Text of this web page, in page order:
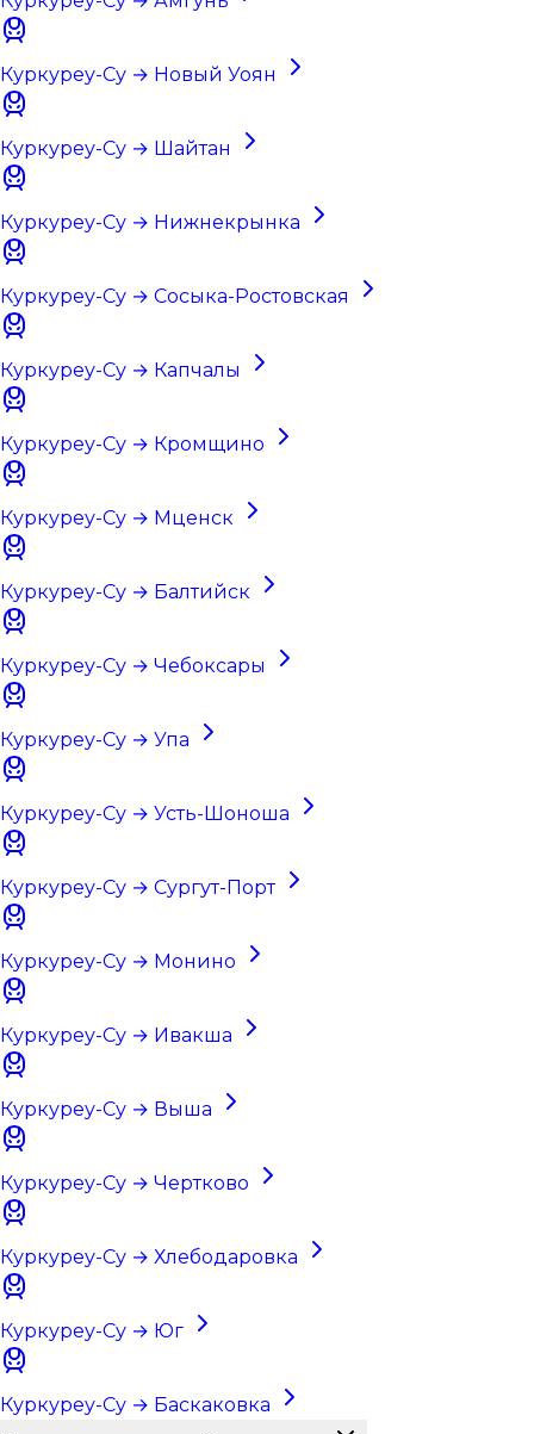
Куркуреу-Су → Новый Уоян
Куркуреу-Су → Шайтан
Куркуреу-Су → Нижнекрынка
Куркуреу-Су → Сосыка-Ростовская
Куркуреу-Су → Капчалы
Куркуреу-Су → Кромщино
Куркуреу-Су → Мценск
Куркуреу-Су → Балтийск
Куркуреу-Су → Чебоксары
Куркуреу-Су → Упа
Куркуреу-Су → Усть-Шоноша
Куркуреу-Су → Сургут-Порт
Куркуреу-Су → Монино
Куркуреу-Су → Ивакша
Куркуреу-Су → Выша
Куркуреу-Су → Чертково
Куркуреу-Су → Хлебодаровка
Куркуреу-Су → Юг
Куркуреу-Су → Баскаковка